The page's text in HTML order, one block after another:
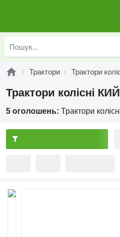
Трактори Трактори
Трактори колісні КИЙ
5 оголошень: Трактори